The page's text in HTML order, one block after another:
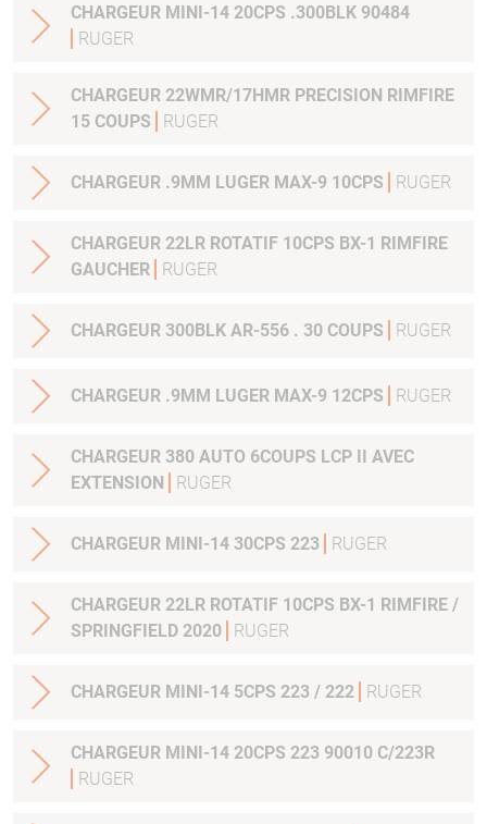
CHARGEUR MINI-14 20CPS .300BLK 90484
RUGER
CHARGEUR 22WMR/17HMR PRECISION RIMFIRE
15 COUPS
RUGER
CHARGEUR .9MM LUGER MAX-9 10CPS RUGER
CHARGEUR 22LR ROTATIF 10CPS BX-1 RIMFIRE
GAUCHER
RUGER
CHARGEUR 300BLK AR-556 . 30 COUPS RUGER
CHARGEUR .9MM LUGER MAX-9 12CPS RUGER
CHARGEUR 380 AUTO 6COUPS LCP II AVEC
EXTENSION
RUGER
CHARGEUR MINI-14 30CPS 223 RUGER
CHARGEUR 22LR ROTATIF 10CPS BX-1 RIMFIRE /
SPRINGFIELD 2020
RUGER
CHARGEUR MINI-14 5CPS 223 / 222 RUGER
CHARGEUR MINI-14 20CPS 223 90010 C/223R
RUGER